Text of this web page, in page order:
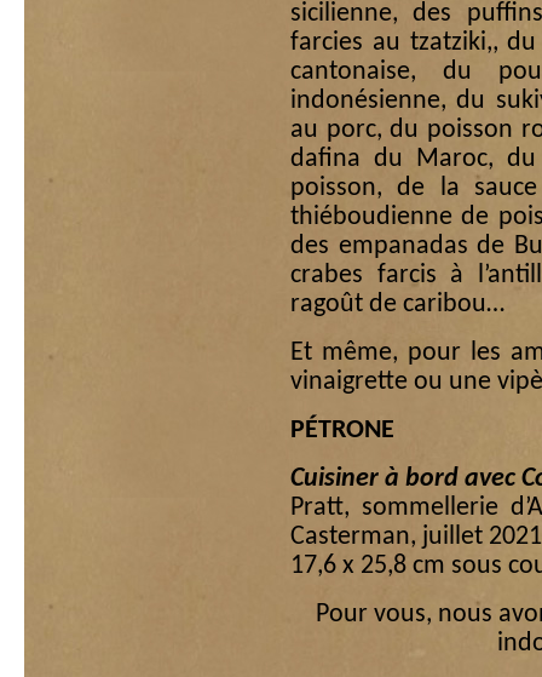
sicilienne, des
farcies au tzatziki,,
cantonaise, du
indonésienne, du
au porc, du poisson
dafina du Maroc,
poisson, de la
thiéboudienne de
des empanadas de
crabes farcis à
ragoût de caribou…
Et même, pour les
vinaigrette ou une
PÉTRONE
Cuisiner à bord avec
Pratt, sommellerie
Casterman, juillet
17,6 x 25,8 cm sous
Pour vous, nous